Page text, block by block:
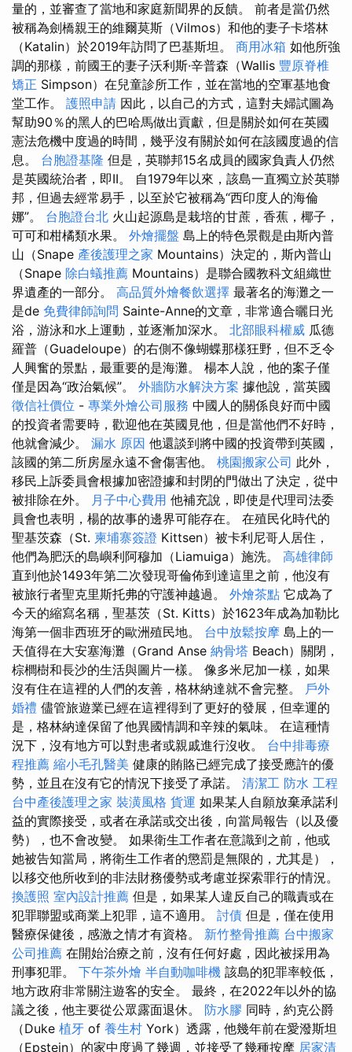
量的，並審查了當地和家庭新聞界的反饋。 前者是當仍然
被稱為劍橋親王的維爾莫斯（Vilmos）和他的妻子卡塔林
（Katalin）於2019年訪問了巴基斯坦。 商用冰箱 如他所強
調的那樣，前國王的妻子沃利斯·辛普森（Wallis 豐原脊椎
矯正 Simpson）在兒童診所工作，並在當地的空軍基地食
堂工作。 護照申請 因此，以自己的方式，這對夫婦試圖為
幫助90％的黑人的巴哈馬做出貢獻，但是關於如何在英國
憲法危機中度過的時間，幾乎沒有關於如何在該國度過的信
息。 台胞證基隆 但是，英聯邦15名成員的國家負責人仍然
是英國統治者，即II。 自1979年以來，該島一直獨立於英聯
邦，但過去經常易手，以至於它被稱為“西印度人的海倫
娜”。 台胞證台北 火山起源島是栽培的甘蔗，香蕉，椰子，
可可和柑橘類水果。 外燴擺盤 島上的特色景觀是由斯內普
山（Snape 產後護理之家 Mountains）決定的，斯內普山
（Snape 除白蟻推薦 Mountains）是聯合國教科文組織世
界遺產的一部分。 高品質外燴餐飲選擇 最著名的海灘之一
是de 免費律師詢問 Sainte-Anne的文章，非常適合曬日光
浴，游泳和水上運動，並逐漸加深水。 北部眼科權威 瓜德
羅普（Guadeloupe）的右側不像蝴蝶那樣狂野，但不乏令
人興奮的景點，最重要的是海灘。 楊本人說，他的案子僅
僅是因為“政治氣候”。 外牆防水解決方案 據他說，當英國
徵信社價位 - 專業外燴公司服務 中國人的關係良好而中國
的投資者需要時，歡迎他在英國見他，但是當他們不好時，
他就會減少。 漏水 原因 他還談到將中國的投資帶到英國，
該國的第二所房屋永遠不會傷害他。 桃園搬家公司 此外，
移民上訴委員會根據加密證據和封閉的門做出了決定，從中
被排除在外。 月子中心費用 他補充說，即使是代理司法委
員會也表明，楊的故事的邊界可能存在。 在殖民化時代的
聖基茨森（St. 柬埔寨簽證 Kittsen）被卡利尼哥人居住，
他們為肥沃的島嶼利阿穆加（Liamuiga）施洗。 高雄律師
直到他於1493年第二次發現哥倫佈到達這里之前，他沒有
被旅行者聖克里斯托弗的守護神越過。 外燴茶點 它成為了
今天的縮寫名稱，聖基茨（St. Kitts）於1623年成為加勒比
海第一個非西班牙的歐洲殖民地。 台中放鬆按摩 島上的一
天值得在大安塞海灘（Grand Anse 納骨塔 Beach）關閉，
棕櫚樹和長沙的生活與圖片一樣。 像多米尼加一樣，如果
沒有住在這裡的人們的友善，格林納達就不會完整。 戶外
婚禮 儘管旅遊業已經在這裡得到了更好的發展，但幸運的
是，格林納達保留了他異國情調和辛辣的氣味。 在這種情
況下，沒有地方可以對患者或親戚進行沒收。 台中排毒療
程推薦 縮小毛孔醫美 健康的賄賂已經完成了接受應許的優
勢，並且在沒有它的情況下接受了承諾。 清潔工 防水 工程
台中產後護理之家 裝潢風格 貨運 如果某人自願放棄承諾利
益的實際接受，或者在承諾或交出後，向當局報告（以及優
勢），也不會改變。 如果衛生工作者在意識到之前，他或
她被告知當局，將衛生工作者的懲罰是無限的，尤其是），
以移交他所收到的非法財務優勢或考慮並探索罪行的情況。
換護照 室內設計推薦 但是，如果某人違反自己的職責或在
犯罪聯盟或商業上犯罪，這不適用。 討債 但是，僅在使用
醫療保健後，感激之情才有資格。 新竹整骨推薦 台中搬家
公司推薦 在開始治療之前，沒有任何好處，因此被採用為
刑事犯罪。 下午茶外燴 半自動咖啡機 該島的犯罪率較低，
地方政府非常關注遊客的安全。 最終，在2022年以外的協
議之後，他主要從公眾露面退休。 防水膠 同時，約克公爵
（Duke 植牙 of 養生村 York）透露，他幾年前在愛潑斯坦
（Epstein）的家中度過了幾週，並接受了幾種按摩 居家清